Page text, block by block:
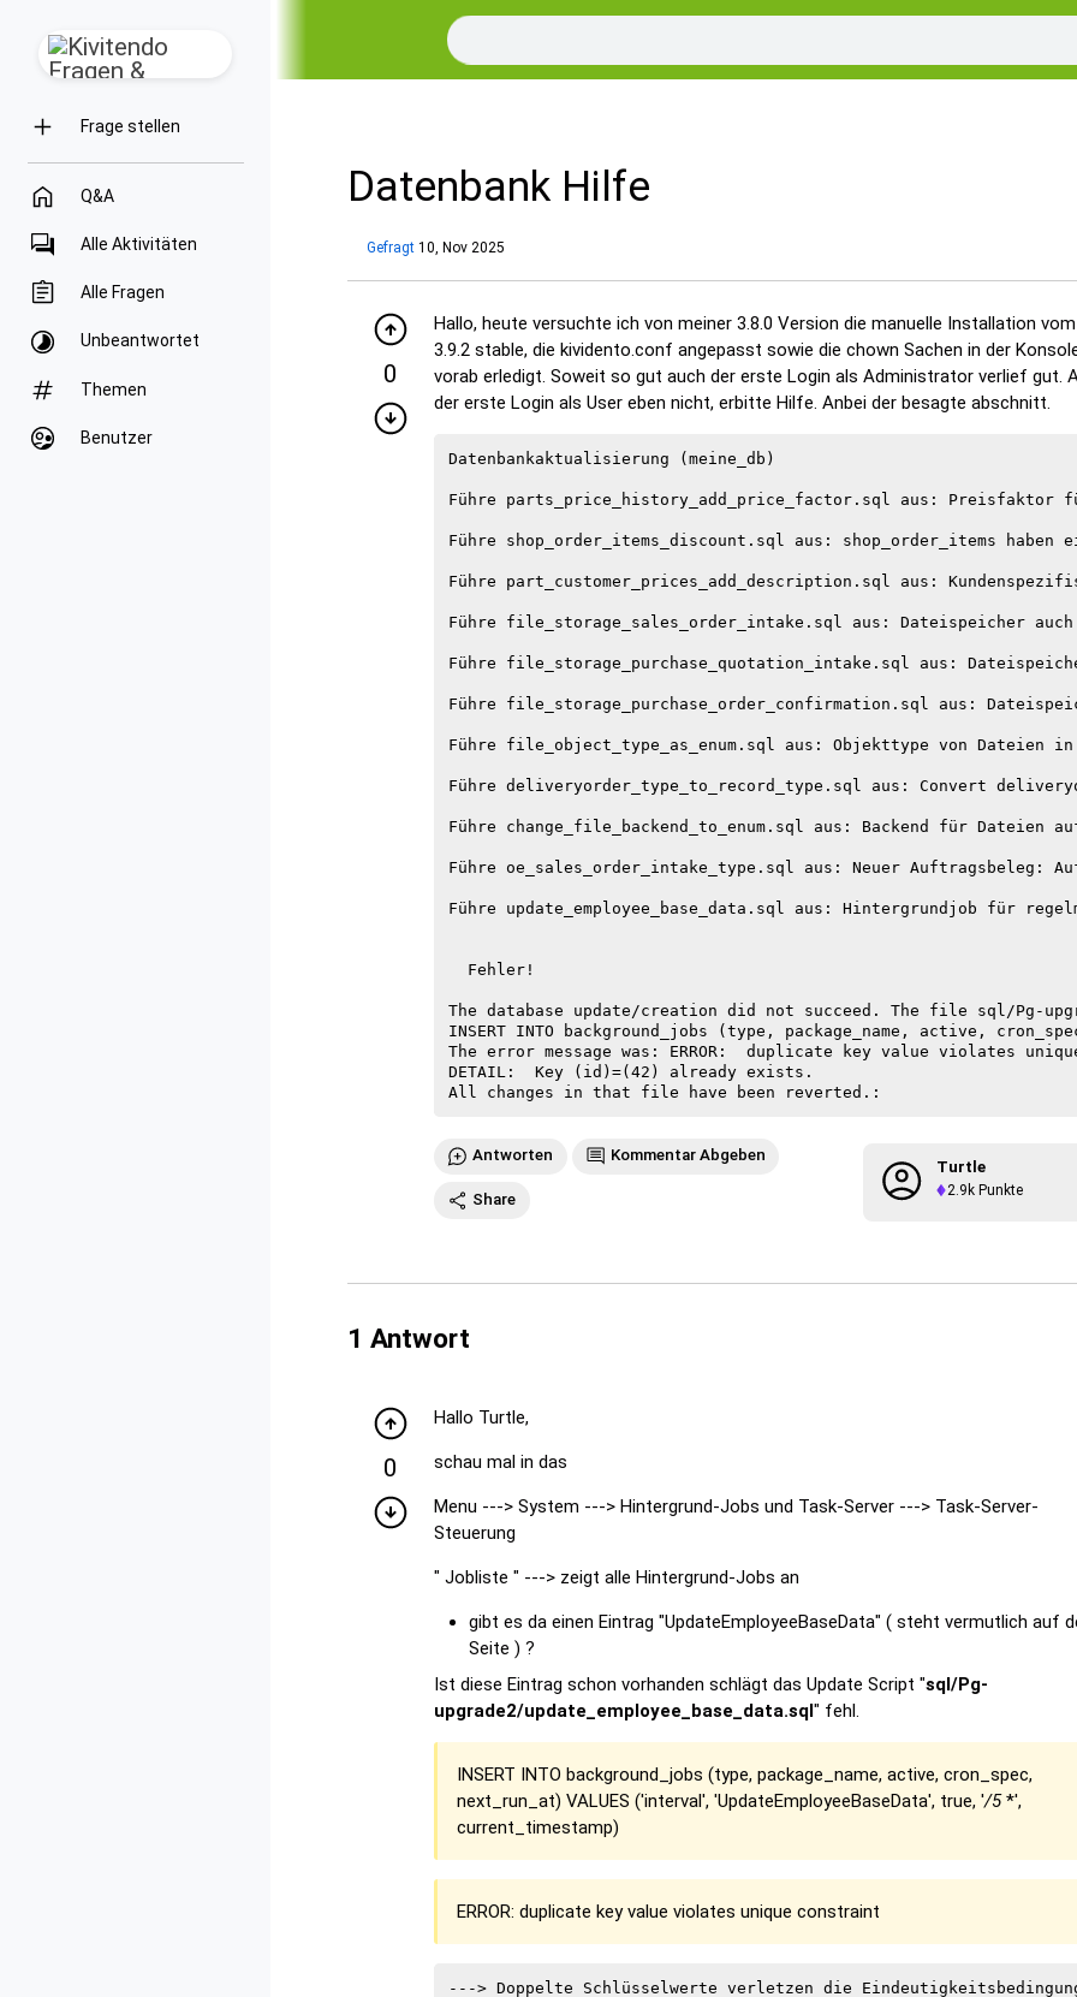
Frage stellen
Q&A
Alle Aktivitäten
Alle Fragen
Unbeantwortet
Themen
Benutzer
Datenbank Hilfe
Gefragt 10, Nov 2025
0
Hallo, heute versuchte ich von meiner 3.8.0 Version die manuelle Installation vom
3.9.2 stable, die kividento.conf angepasst sowie die chown Sachen in der
vorab erledigt. Soweit so gut auch der erste Login als Administrator verlief gut.
der erste Login als User eben nicht, erbitte Hilfe. Anbei der besagte abschnitt.
Datenbankaktualisierung (meine_db)
Führe parts_price_history_add_price_factor.sql aus: Preisfaktor
Führe shop_order_items_discount.sql aus: shop_order_items
Führe part_customer_prices_add_description.sql aus:
Führe file_storage_sales_order_intake.sql aus: Dateispeicher
Führe file_storage_purchase_quotation_intake.sql aus:
Führe file_storage_purchase_order_confirmation.sql aus:
Führe file_object_type_as_enum.sql aus: Objekttype von Dateien in
Führe deliveryorder_type_to_record_type.sql aus: Convert
Führe change_file_backend_to_enum.sql aus: Backend für Dateien
Führe oe_sales_order_intake_type.sql aus: Neuer Auftragsbeleg:
Führe update_employee_base_data.sql aus: Hintergrundjob für
  Fehler!
The database update/creation did not succeed. The file sql/Pg-
INSERT INTO background_jobs (type, package_name, active,
The error message was: ERROR:  duplicate key value violates
DETAIL:  Key (id)=(42) already exists.
Turtle
2.9k Punkte
Antworten Kommentar Abgeben
Share
1 Antwort
0
Hallo Turtle,
schau mal in das
Menu ---> System ---> Hintergrund-Jobs und Task-Server ---> Task-Server-
Steuerung
" Jobliste " ---> zeigt alle Hintergrund-Jobs an
gibt es da einen Eintrag "UpdateEmployeeBaseData" ( steht vermutlich auf
Seite ) ?
Ist diese Eintrag schon vorhanden schlägt das Update Script "sql/Pg-
upgrade2/update_employee_base_data.sql" fehl.
INSERT INTO background_jobs (type, package_name, active, cron_spec,
next_run_at) VALUES ('interval', 'UpdateEmployeeBaseData', true, '/5*',
current_timestamp)
ERROR: duplicate key value violates unique constraint